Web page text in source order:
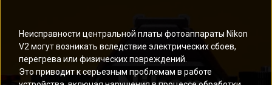
Неисправности центральной платы фотоаппараты Nikon
V2 могут возникать вследствие электрических сбоев,
перегрева или физических повреждений.
Это приводит к серьезным проблемам в работе